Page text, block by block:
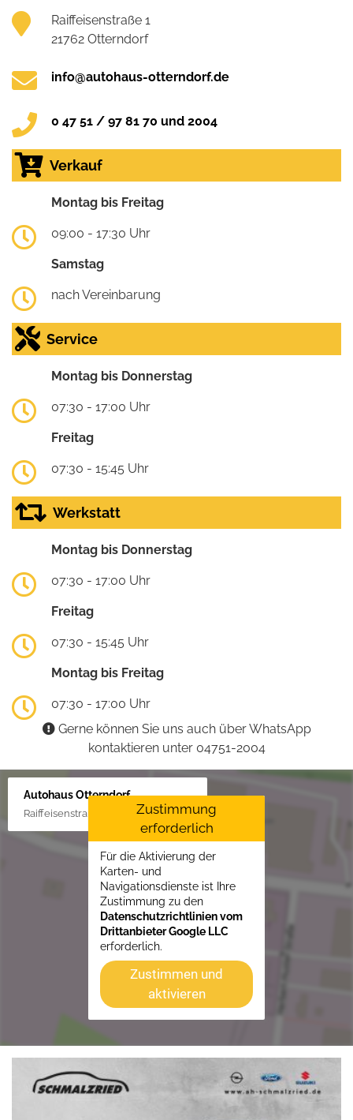
Raiffeisenstraße 1
21762 Otterndorf
info@autohaus-otterndorf.de
0 47 51 / 97 81 70 und 2004
Verkauf
Montag bis Freitag
09:00 - 17:30 Uhr
Samstag
nach Vereinbarung
Service
Montag bis Donnerstag
07:30 - 17:00 Uhr
Freitag
07:30 - 15:45 Uhr
Werkstatt
Montag bis Donnerstag
07:30 - 17:00 Uhr
Freitag
07:30 - 15:45 Uhr
Montag bis Freitag
07:30 - 17:00 Uhr
Gerne können Sie uns auch über WhatsApp
kontaktieren unter 04751-2004
Autohaus Otterndorf
Raiffeisenstraße 1, 21762 Otterndorf
Zustimmung
erforderlich
Für die Aktivierung der
Karten- und
Navigationsdienste ist Ihre
Zustimmung zu den
Datenschutzrichtlinien vom
Drittanbieter Google LLC
erforderlich.
Zustimmen und
aktivieren